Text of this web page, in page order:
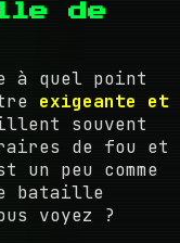
de
à quel point
exigeante et
souvent
de fou et
un peu comme
bataille
voyez ?